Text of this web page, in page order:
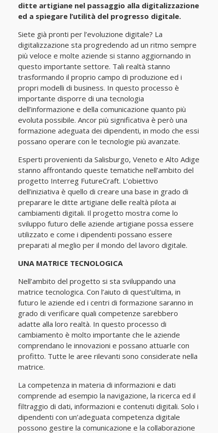
ditte artigiane nel passaggio alla digitalizzazione
ed a spiegare l’utilità del progresso digitale.
Siete già pronti per l’evoluzione digitale? La
digitalizzazione sta progredendo ad un ritmo sempre
più veloce e molte aziende si stanno aggiornando in
questo importante settore. Tali realtà stanno
trasformando il proprio campo di produzione ed i
propri modelli di business. In questo processo è
importante disporre di una tecnologia
dell’informazione e della comunicazione quanto più
evoluta possibile. Ancor più significativa è però una
formazione adeguata dei dipendenti, in modo che essi
possano operare con le tecnologie più avanzate.
Esperti provenienti da Salisburgo, Veneto e Alto Adige
stanno affrontando queste tematiche nell’ambito del
progetto Interreg FutureCraft. L’obiettivo
dell’iniziativa è quello di creare una base in grado di
preparare le ditte artigiane delle realtà pilota ai
cambiamenti digitali. Il progetto mostra come lo
sviluppo futuro delle aziende artigiane possa essere
utilizzato e come i dipendenti possano essere
preparati al meglio per il mondo del lavoro digitale.
UNA MATRICE TECNOLOGICA
Nell’ambito del progetto si sta sviluppando una
matrice tecnologica. Con l’aiuto di quest’ultima, in
futuro le aziende ed i centri di formazione saranno in
grado di verificare quali competenze sarebbero
adatte alla loro realtà. In questo processo di
cambiamento è molto importante che le aziende
comprendano le innovazioni e possano attuarle con
profitto. Tutte le aree rilevanti sono considerate nella
matrice.
La competenza in materia di informazioni e dati
comprende ad esempio la navigazione, la ricerca ed il
filtraggio di dati, informazioni e contenuti digitali. Solo i
dipendenti con un’adeguata competenza digitale
possono gestire la comunicazione e la collaborazione